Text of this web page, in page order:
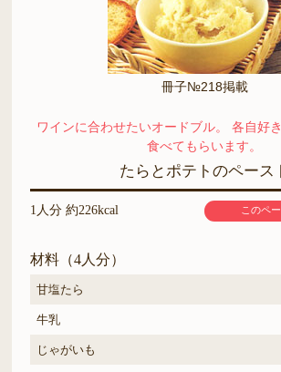
冊子№218掲載
ワインに合わせたいオードブル。 各自好
食べてもらいます。
たらとポテトのペース
1人分 約226kcal このペ
材料（4人分）
甘塩たら
牛乳
じゃがいも